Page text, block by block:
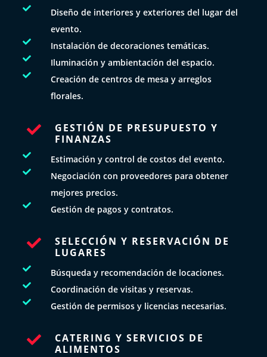

Diseño de interiores y exteriores del lugar del
evento.
 Instalación de decoraciones temáticas.
 Iluminación y ambientación del espacio.

Creación de centros de mesa y arreglos
florales.

GESTIÓN DE PRESUPUESTO Y
FINANZAS
 Estimación y control de costos del evento.

Negociación con proveedores para obtener
mejores precios.
 Gestión de pagos y contratos.

SELECCIÓN Y RESERVACIÓN DE
LUGARES
 Búsqueda y recomendación de locaciones.
 Coordinación de visitas y reservas.
 Gestión de permisos y licencias necesarias.

CATERING Y SERVICIOS DE
ALIMENTOS